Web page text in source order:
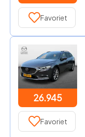
Favoriet
26.945
Favoriet